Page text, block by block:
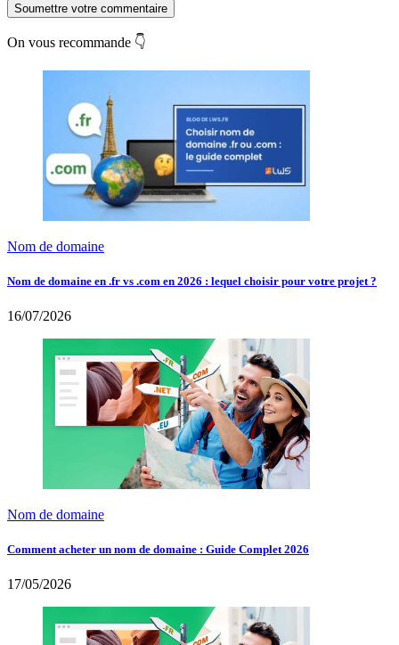
Soumettre votre commentaire
On vous recommande 👇
Nom de domaine
Nom de domaine en .fr vs .com en 2026 : lequel choisir pour votre projet ?
16/07/2026
Nom de domaine
Comment acheter un nom de domaine : Guide Complet 2026
17/05/2026